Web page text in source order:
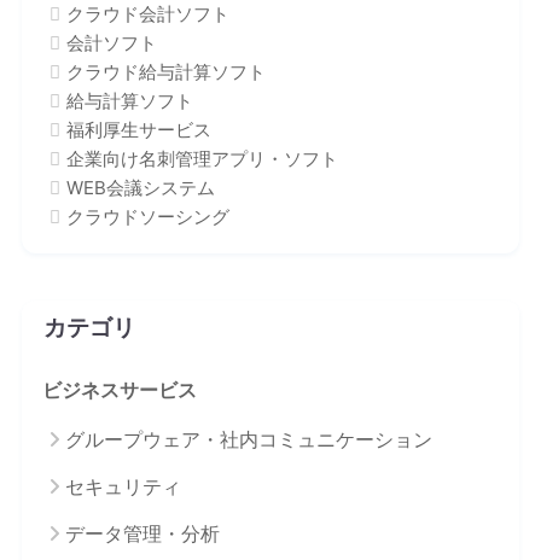
クラウド会計ソフト
会計ソフト
クラウド給与計算ソフト
給与計算ソフト
福利厚生サービス
企業向け名刺管理アプリ・ソフト
WEB会議システム
クラウドソーシング
カテゴリ
ビジネスサービス
グループウェア・社内コミュニケーション
セキュリティ
データ管理・分析